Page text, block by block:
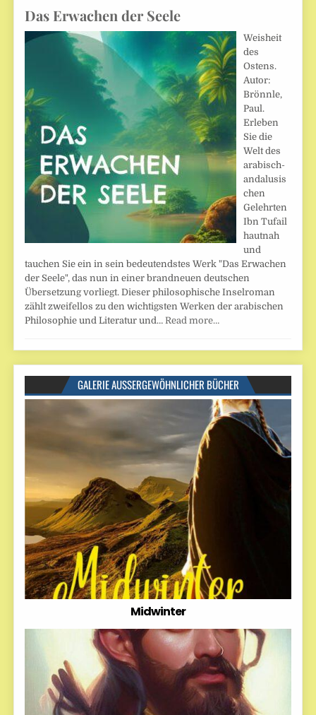
Das Erwachen der Seele
Weisheit
des
Ostens.
Autor:
Brönnle,
Paul.
Erleben
Sie die
Welt des
arabisch-
andalusis
chen
Gelehrten
Ibn Tufail
hautnah
und
tauchen Sie ein in sein bedeutendstes Werk "Das Erwachen
der Seele", das nun in einer brandneuen deutschen
Übersetzung vorliegt. Dieser philosophische Inselroman
zählt zweifellos zu den wichtigsten Werken der arabischen
Philosophie und Literatur und… Read more…
GALERIE AUSSERGEWÖHNLICHER BÜCHER
Midwinter